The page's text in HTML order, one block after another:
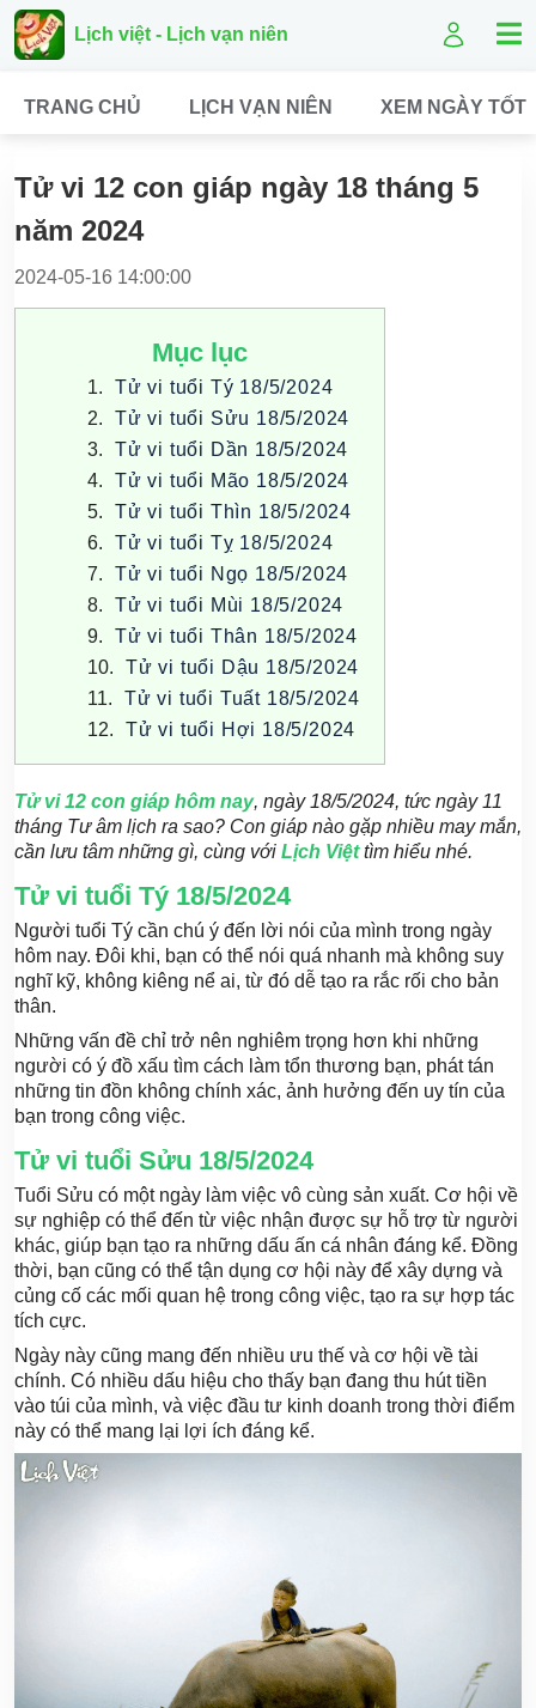
Lịch việt - Lịch vạn niên
TRANG CHỦ LỊCH VẠN NIÊN XEM NGÀY TỐT
Tử vi 12 con giáp ngày 18 tháng 5
năm 2024
2024-05-16 14:00:00
Mục lục
Tử vi tuổi Tý 18/5/2024
Tử vi tuổi Sửu 18/5/2024
Tử vi tuổi Dần 18/5/2024
Tử vi tuổi Mão 18/5/2024
Tử vi tuổi Thìn 18/5/2024
Tử vi tuổi Tỵ 18/5/2024
Tử vi tuổi Ngọ 18/5/2024
Tử vi tuổi Mùi 18/5/2024
Tử vi tuổi Thân 18/5/2024
Tử vi tuổi Dậu 18/5/2024
Tử vi tuổi Tuất 18/5/2024
Tử vi tuổi Hợi 18/5/2024
Tử vi 12 con giáp hôm nay, ngày 18/5/2024, tức ngày 11
tháng Tư âm lịch ra sao? Con giáp nào gặp nhiều may mắn,
cần lưu tâm những gì, cùng với Lịch Việttìm hiểu nhé.
Tử vi tuổi Tý 18/5/2024
Người tuổi Tý cần chú ý đến lời nói của mình trong ngày
hôm nay. Đôi khi, bạn có thể nói quá nhanh mà không suy
nghĩ kỹ, không kiêng nể ai, từ đó dễ tạo ra rắc rối cho bản
thân.
Những vấn đề chỉ trở nên nghiêm trọng hơn khi những
người có ý đồ xấu tìm cách làm tổn thương bạn, phát tán
những tin đồn không chính xác, ảnh hưởng đến uy tín của
bạn trong công việc.
Tử vi tuổi Sửu 18/5/2024
Tuổi Sửu có một ngày làm việc vô cùng sản xuất. Cơ hội về
sự nghiệp có thể đến từ việc nhận được sự hỗ trợ từ người
khác, giúp bạn tạo ra những dấu ấn cá nhân đáng kể. Đồng
thời, bạn cũng có thể tận dụng cơ hội này để xây dựng và
củng cố các mối quan hệ trong công việc, tạo ra sự hợp tác
tích cực.
Ngày này cũng mang đến nhiều ưu thế và cơ hội về tài
chính. Có nhiều dấu hiệu cho thấy bạn đang thu hút tiền
vào túi của mình, và việc đầu tư kinh doanh trong thời điểm
này có thể mang lại lợi ích đáng kể.